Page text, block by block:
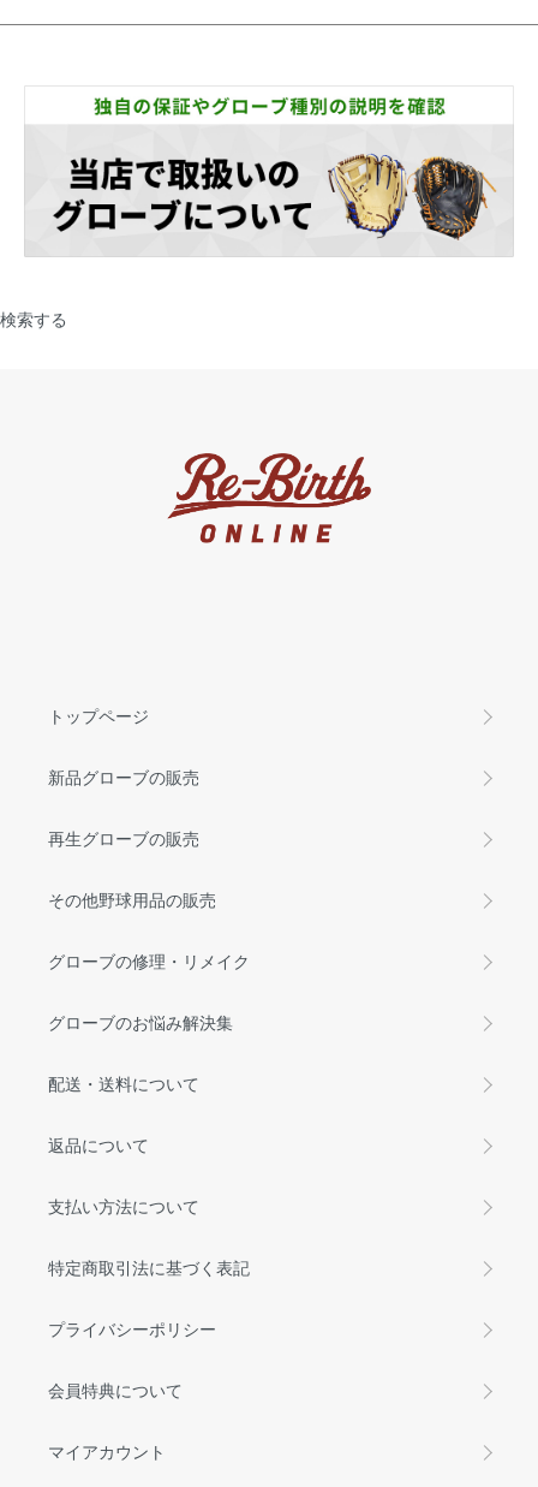
検索する
トップページ
新品グローブの販売
再生グローブの販売
その他野球用品の販売
グローブの修理・リメイク
グローブのお悩み解決集
配送・送料について
返品について
支払い方法について
特定商取引法に基づく表記
プライバシーポリシー
会員特典について
マイアカウント